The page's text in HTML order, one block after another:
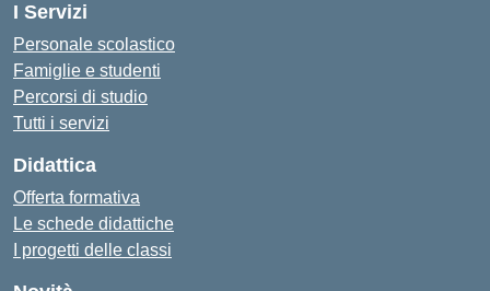
I Servizi
Personale scolastico
Famiglie e studenti
Percorsi di studio
Tutti i servizi
Didattica
Offerta formativa
Le schede didattiche
I progetti delle classi